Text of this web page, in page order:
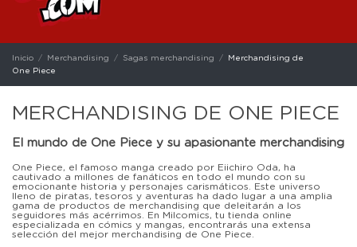
Inicio Merchandising Sagas merchandising
Merchandising de
One Piece
MERCHANDISING DE ONE PIECE
El mundo de One Piece y su apasionante merchandising
One Piece, el famoso manga creado por Eiichiro Oda, ha
cautivado a millones de fanáticos en todo el mundo con su
emocionante historia y personajes carismáticos. Este universo
lleno de piratas, tesoros y aventuras ha dado lugar a una amplia
gama de productos de merchandising que deleitarán a los
seguidores más acérrimos. En Milcomics, tu tienda online
especializada en cómics y mangas, encontrarás una extensa
selección del mejor merchandising de One Piece.